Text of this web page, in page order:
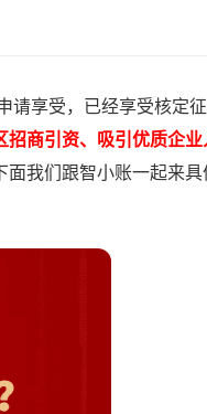
请享受，已经享受核定
招商引资、吸引优质企
下面我们跟智小账一起来